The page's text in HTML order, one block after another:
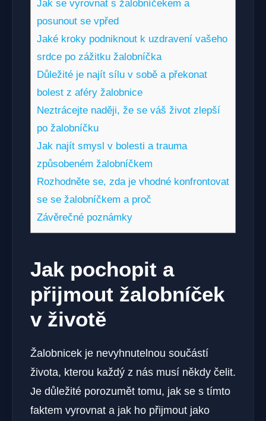
Jak se vyrovnat s žalobníčekem a
posunout se vpřed
Jaké kroky podniknout k uzdravení vašeho
srdce po zážitku žalobníčka
Důležité je najít sílu v sobě a překonat
bolest z aféry žalobnice
Neztrácejte naději, že se váš život zlepší
po žalobníčku
Jak najít smysl v bolesti a trauma
způsobeném žalobníčkem
Rozhodněte se, zda je vhodné konfrontovat
se se žalobníčkem a proč
Závěrečné poznámky
Jak pochopit a
přijmout žalobníček
v životě
Žalobnicek je nevyhnutelnou součástí
života, kterou každý z nás musí někdy čelit.
Je důležité porozumět tomu, jak se s tímto
faktem vyrovnat a jak ho přijmout jako